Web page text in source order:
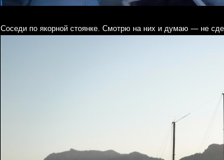
Соседи по якорной стоянке. Смотрю на них и думаю — не